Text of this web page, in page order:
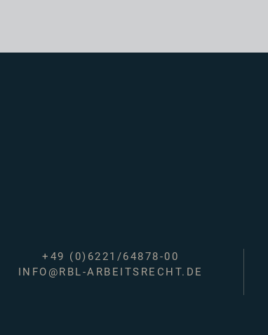
+49 (0)6221/64878-00
INFO@RBL-ARBEITSRECHT.DE